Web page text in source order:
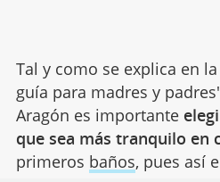
Tal y como se explica en
guía para madres y
Aragón es importante
que sea más tranquilo en
primeros baños, pues así